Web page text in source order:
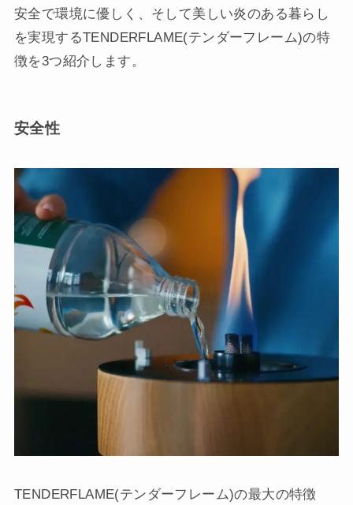
安全で環境に優しく、そして美しい炎のある暮らし
を実現するTENDERFLAME(テンダーフレーム)の特
徴を3つ紹介します。
安全性
TENDERFLAME(テンダーフレーム)の最大の特徴